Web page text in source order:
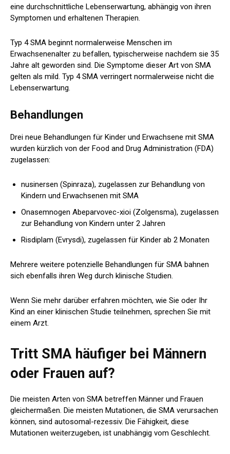
eine durchschnittliche Lebenserwartung, abhängig von ihren
Symptomen und erhaltenen Therapien.
Typ 4 SMA beginnt normalerweise Menschen im
Erwachsenenalter zu befallen, typischerweise nachdem sie 35
Jahre alt geworden sind. Die Symptome dieser Art von SMA
gelten als mild. Typ 4 SMA verringert normalerweise nicht die
Lebenserwartung.
Behandlungen
Drei neue Behandlungen für Kinder und Erwachsene mit SMA
wurden kürzlich von der Food and Drug Administration (FDA)
zugelassen:
nusinersen (Spinraza), zugelassen zur Behandlung von
Kindern und Erwachsenen mit SMA
Onasemnogen Abeparvovec-xioi (Zolgensma), zugelassen
zur Behandlung von Kindern unter 2 Jahren
Risdiplam (Evrysdi), zugelassen für Kinder ab 2 Monaten
Mehrere weitere potenzielle Behandlungen für SMA bahnen
sich ebenfalls ihren Weg durch klinische Studien.
Wenn Sie mehr darüber erfahren möchten, wie Sie oder Ihr
Kind an einer klinischen Studie teilnehmen, sprechen Sie mit
einem Arzt.
Tritt SMA häufiger bei Männern
oder Frauen auf?
Die meisten Arten von SMA betreffen Männer und Frauen
gleichermaßen. Die meisten Mutationen, die SMA verursachen
können, sind autosomal-rezessiv. Die Fähigkeit, diese
Mutationen weiterzugeben, ist unabhängig vom Geschlecht.